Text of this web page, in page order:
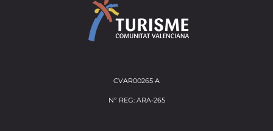
CVAR00265 A
Nº REG: ARA-265